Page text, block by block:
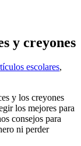
y creyones
escolares,
y los creyones
los mejores para
consejos para
ni perder